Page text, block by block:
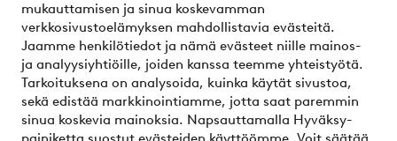
mukauttamisen ja sinua koskevamman
verkkosivustoelämyksen mahdollistavia evästeitä.
Jaamme henkilötiedot ja nämä evästeet niille mainos-
ja analyysiyhtiöille, joiden kanssa teemme yhteistyötä.
Tarkoituksena on analysoida, kuinka käytät sivustoa,
sekä edistää markkinointiamme, jotta saat paremmin
sinua koskevia mainoksia. Napsauttamalla Hyväksy-
Omat sivut
Tietoa Jotexista
Palvelumme